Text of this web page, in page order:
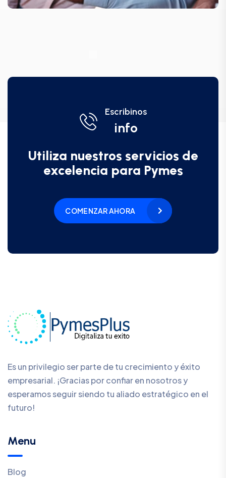
Escribinos
info
Utiliza nuestros servicios de
excelencia para Pymes
COMENZAR AHORA
Es un privilegio ser parte de tu crecimiento y éxito
empresarial. ¡Gracias por confiar en nosotros y
esperamos seguir siendo tu aliado estratégico en el
futuro!
Menu
Blog